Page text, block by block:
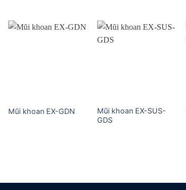
Mũi khoan EX-GDN
Mũi khoan EX-SUS-
GDS